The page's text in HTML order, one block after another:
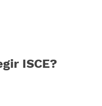
ISCE?